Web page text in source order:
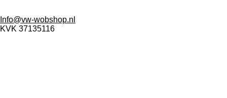
Info@vw-wobshop.nl
KVK 37135116